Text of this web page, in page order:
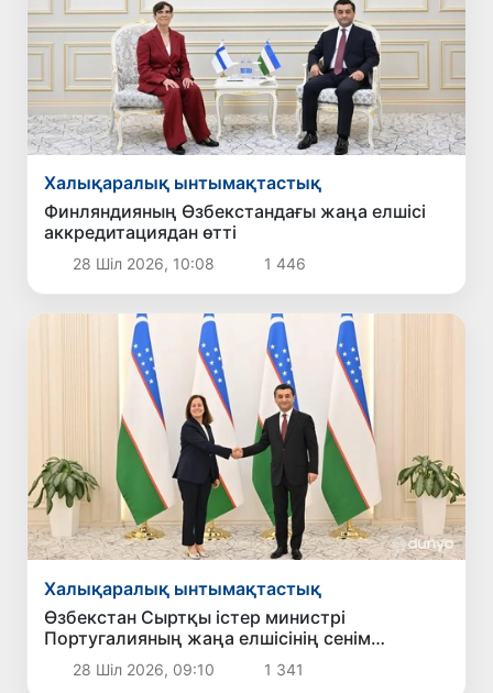
Халықаралық ынтымақтастық
Финляндияның Өзбекстандағы жаңа елшісі
аккредитациядан өтті
28 Шіл 2026, 10:08 1 446
Халықаралық ынтымақтастық
Өзбекстан Сыртқы істер министрі
Португалияның жаңа елшісінің сенім
грамоталарын қабылдады
28 Шіл 2026, 09:10 1 341